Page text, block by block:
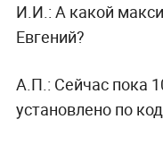
И.И.: А какой
Евгений?
А.П.: Сейчас пока
установлено по